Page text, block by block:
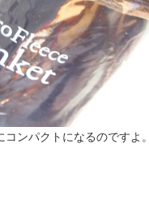
ンパクトになるのですよ。